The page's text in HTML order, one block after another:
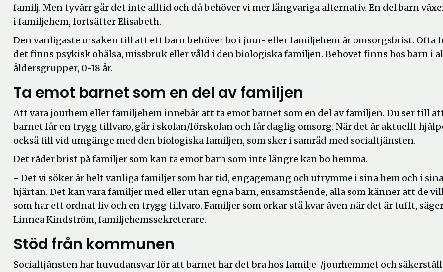
familj. Men tyvärr går det inte alltid och då behöver vi mer långvariga alternativ. En del barn
i familjehem, fortsätter Elisabeth.
Den vanligaste orsaken till att ett barn behöver bo i jour- eller familjehem är omsorgsbrist. Ofta
det finns psykisk ohälsa, missbruk eller våld i den biologiska familjen. Behovet finns hos barn i
åldersgrupper, 0-18 år.
Ta emot barnet som en del av familjen
Att vara jourhem eller familjehem innebär att ta emot barnet som en del av familjen. Du ser till
barnet får en trygg tillvaro, går i skolan/förskolan och får daglig omsorg. När det är aktuellt
också till vid umgänge med den biologiska familjen, som sker i samråd med socialtjänsten.
Det råder brist på familjer som kan ta emot barn som inte längre kan bo hemma.
- Det vi söker är helt vanliga familjer som har tid, engagemang och utrymme i sina hem och i sina
hjärtan. Det kan vara familjer med eller utan egna barn, ensamstående, alla som känner att de
som har ett ordnat liv och en trygg tillvaro. Familjer som orkar stå kvar även när det är tufft, säger
Linnea Kindström, familjehemssekreterare.
Stöd från kommunen
Socialtjänsten har huvudansvar för att barnet har det bra hos familje-/jourhemmet och